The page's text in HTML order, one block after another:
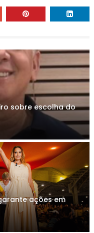
sobre escolha do
ações em